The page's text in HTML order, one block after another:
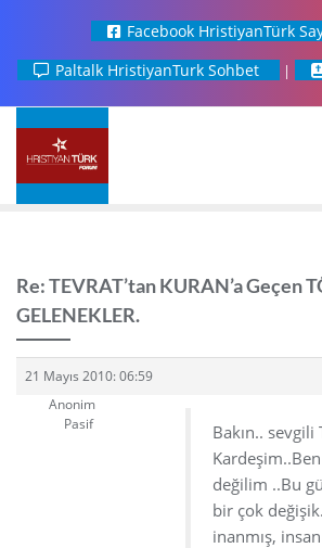
Facebook HristiyanTürk
Paltalk HristiyanTurk Sohbet
Re: TEVRAT’tan KURAN’a Geçen
GELENEKLER.
21 Mayıs 2010: 06:59
Anonim
Pasif
Bakın.. sevgili
değilim ..Bu
bir çok
inanmış,